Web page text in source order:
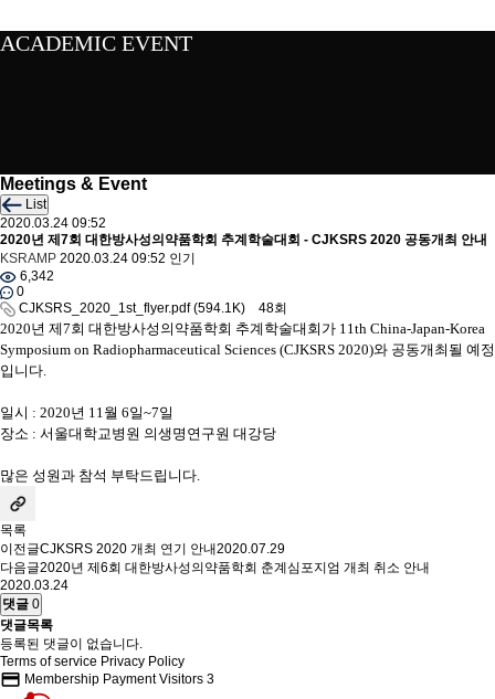
ACADEMIC EVENT
Meetings & Event
List
2020.03.24 09:52
2020년 제7회 대한방사성의약품학회 추계학술대회 - CJKSRS 2020 공동개최 안내
KSRAMP 2020.03.24 09:52 인기
6,342
0
CJKSRS_2020_1st_flyer.pdf(594.1K) 48회
2020년 제7회 대한방사성의약품학회 추계학술대회가 11th China-Japan-Korea
Symposium on Radiopharmaceutical Sciences (CJKSRS 2020)와 공동개최될 예정
입니다.
일시 : 2020년 11월 6일~7일
장소 : 서울대학교병원 의생명연구원 대강당
많은 성원과 참석 부탁드립니다.
목록
이전글CJKSRS 2020 개최 연기 안내2020.07.29
다음글2020년 제6회 대한방사성의약품학회 춘계심포지엄 개최 취소 안내
2020.03.24
댓글 0
댓글목록
등록된 댓글이 없습니다.
Terms of service Privacy Policy
credit_card Membership Payment Visitors 3